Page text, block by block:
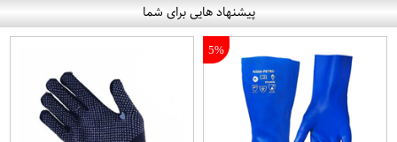
پیشنهاد هایی برای شما
5%